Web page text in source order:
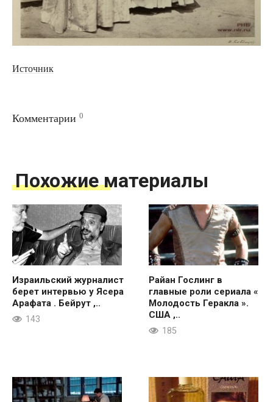
Источник
Комментарии 0
Похожие материалы
Израильский журналист
берет интервью у Ясера
Арафата . Бейрут ,..
143
Райан Гослинг в
главные роли сериала «
Молодость Геракла ».
США ,..
185